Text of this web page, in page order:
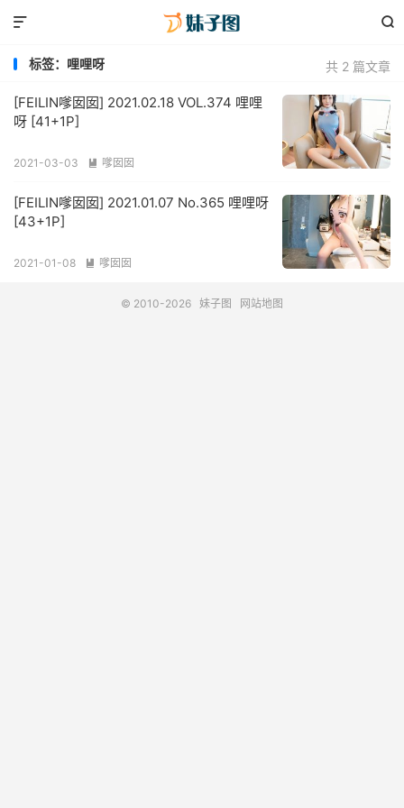


共 2 篇文章
标签：哩哩呀
[FEILIN嗲囡囡] 2021.02.18 VOL.374 哩哩
呀 [41+1P]
2021-03-03  嗲囡囡
[FEILIN嗲囡囡] 2021.01.07 No.365 哩哩呀
[43+1P]
2021-01-08  嗲囡囡
© 2010-2026 妹子图 网站地图